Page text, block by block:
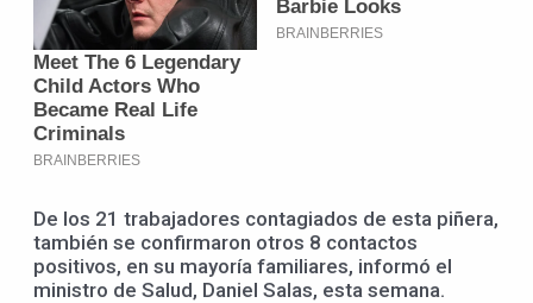
De los 21 trabajadores contagiados de esta piñera,
también se confirmaron otros 8 contactos
positivos, en su mayoría familiares, informó el
ministro de Salud, Daniel Salas, esta semana.